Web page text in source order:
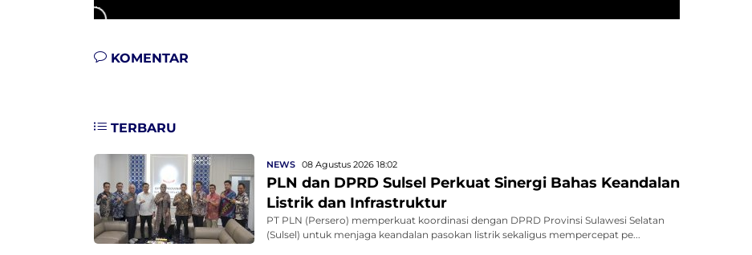
KOMENTAR
TERBARU
NEWS 08 Agustus 2026 18:02
PLN dan DPRD Sulsel Perkuat Sinergi Bahas Keandalan
Listrik dan Infrastruktur
PT PLN (Persero) memperkuat koordinasi dengan DPRD Provinsi Sulawesi Selatan
(Sulsel) untuk menjaga keandalan pasokan listrik sekaligus mempercepat pe...